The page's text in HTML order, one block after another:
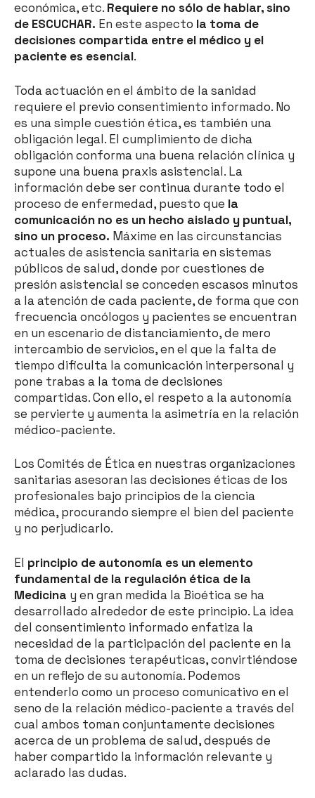
económica, etc. Requiere no sólo de hablar, sino
de ESCUCHAR. En este aspecto la toma de
decisiones compartida entre el médico y el
paciente es esencial.
Toda actuación en el ámbito de la sanidad
requiere el previo consentimiento informado. No
es una simple cuestión ética, es también una
obligación legal. El cumplimiento de dicha
obligación conforma una buena relación clínica y
supone una buena praxis asistencial. La
información debe ser continua durante todo el
proceso de enfermedad, puesto que la
comunicación no es un hecho aislado y puntual,
sino un proceso. Máxime en las circunstancias
actuales de asistencia sanitaria en sistemas
públicos de salud, donde por cuestiones de
presión asistencial se conceden escasos minutos
a la atención de cada paciente, de forma que con
frecuencia oncólogos y pacientes se encuentran
en un escenario de distanciamiento, de mero
intercambio de servicios, en el que la falta de
tiempo dificulta la comunicación interpersonal y
pone trabas a la toma de decisiones
compartidas. Con ello, el respeto a la autonomía
se pervierte y aumenta la asimetría en la relación
médico-paciente.
Los Comités de Ética en nuestras organizaciones
sanitarias asesoran las decisiones éticas de los
profesionales bajo principios de la ciencia
médica, procurando siempre el bien del paciente
y no perjudicarlo.
El principio de autonomía es un elemento
fundamental de la regulación ética de la
Medicina y en gran medida la Bioética se ha
desarrollado alrededor de este principio. La idea
del consentimiento informado enfatiza la
necesidad de la participación del paciente en la
toma de decisiones terapéuticas, convirtiéndose
en un reflejo de su autonomía. Podemos
entenderlo como un proceso comunicativo en el
seno de la relación médico-paciente a través del
cual ambos toman conjuntamente decisiones
acerca de un problema de salud, después de
haber compartido la información relevante y
aclarado las dudas.